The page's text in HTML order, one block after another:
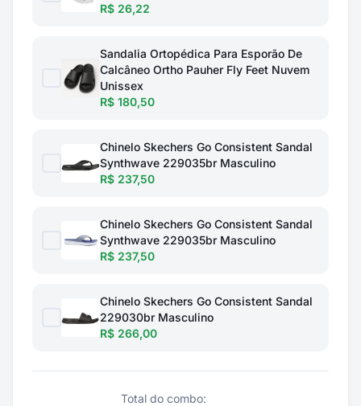
R$ 26,22
Sandalia Ortopédica Para Esporão De
Calcâneo Ortho Pauher Fly Feet Nuvem
Unissex
R$ 180,50
Chinelo Skechers Go Consistent Sandal
Synthwave 229035br Masculino
R$ 237,50
Chinelo Skechers Go Consistent Sandal
Synthwave 229035br Masculino
R$ 237,50
Chinelo Skechers Go Consistent Sandal
229030br Masculino
R$ 266,00
Total do combo: